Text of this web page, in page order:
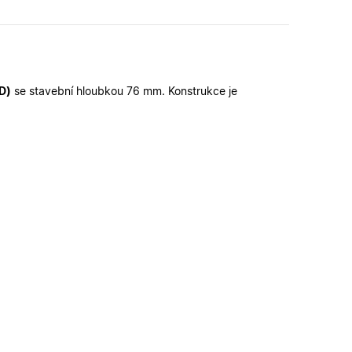
se stavební hloubkou 76 mm. Konstrukce je
Analytics - což
Google.
jako soubor
informace o
webu.
informace o